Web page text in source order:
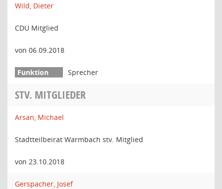
Wild, Dieter
CDU Mitglied
von 06.09.2018
Sprecher
STV. MITGLIEDER
Arsan, Michael
Stadtteilbeirat Warmbach stv. Mitglied
von 23.10.2018
Gerspacher, Josef